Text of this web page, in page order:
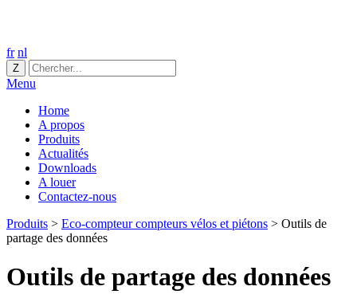
fr nl
Menu
Home
A propos
Produits
Actualités
Downloads
A louer
Contactez-nous
Produits > Eco-compteur compteurs vélos et piétons > Outils de
partage des données
Outils de partage des données